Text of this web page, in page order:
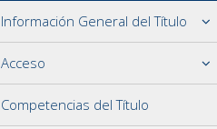
Información General del Título
Acceso
Competencias del Título